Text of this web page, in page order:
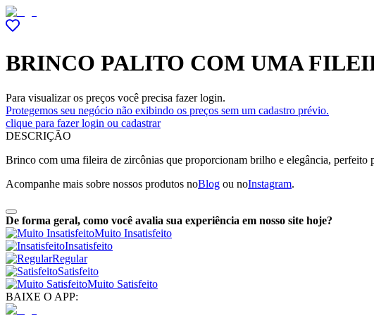
BRINCO PALITO COM UMA
Para visualizar os preços você precisa fazer login.
Protegemos seu negócio não exibindo os preços sem um cadastro prévio.
clique para fazer login ou cadastrar
DESCRIÇÃO
Brinco com uma fileira de zircônias que proporcionam brilho e elegância, perfeito
Acompanhe mais sobre nossos produtos noBlog ou noInstagram.
De forma geral, como você avalia sua experiência em nosso site hoje?
Muito Insatisfeito
Insatisfeito
Regular
Satisfeito
Muito Satisfeito
BAIXE O APP: